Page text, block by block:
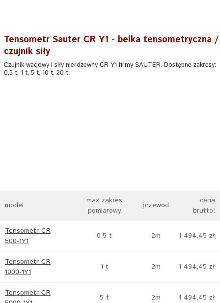
Tensometr Sauter CR Y1 - belka tensometryczna /
czujnik siły
Czujnik wagowy i siły nierdzewny CR Y1 firmy SAUTER. Dostępne zakresy:
0,5 t, 1 t, 5 t, 10 t, 20 t
model
max zakres
pomiarowy
przewód
cena
brutto:
Tensometr CR
500-1Y1
0,5 t 2m 1 494,45 zł
Tensometr CR
1000-1Y1
1 t 2m 1 494,45 zł
Tensometr CR
5 t 2m 1 494,45 zł